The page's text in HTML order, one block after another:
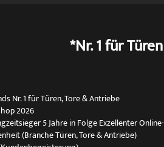
*Nr. 1 für
Nr. 1 für Türen, Tore & Antriebe
2026
5 Jahre in Folge Exzellenter
(Branche Türen, Tore & Antriebe)